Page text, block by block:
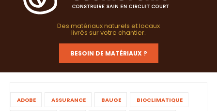
Des matériaux naturels et locaux
livrés sur votre chantier.
BESOIN DE MATÉRIAUX ?
ADOBE ASSURANCE BAUGE BIOCLIMATIQUE